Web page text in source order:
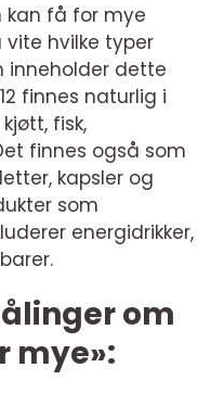
kan få for mye
vite hvilke typer
inneholder dette
finnes naturlig i
fisk,
finnes også som
kapsler og
som
energidrikker,
om
mye»: